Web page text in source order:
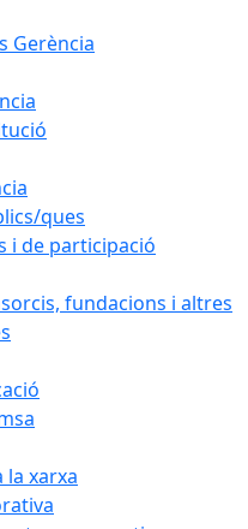
Gerència
ques
i de participació
fundacions i altres
la xarxa